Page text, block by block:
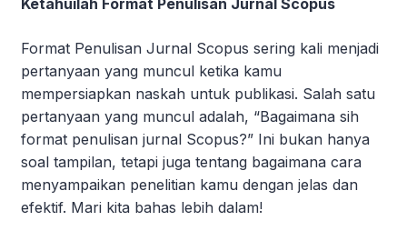
Format Penulisan Jurnal Scopus sering kali menjadi
pertanyaan yang muncul ketika kamu
mempersiapkan naskah untuk publikasi. Salah satu
pertanyaan yang muncul adalah, “Bagaimana sih
format penulisan jurnal Scopus?” Ini bukan hanya
soal tampilan, tetapi juga tentang bagaimana cara
menyampaikan penelitian kamu dengan jelas dan
efektif. Mari kita bahas lebih dalam!